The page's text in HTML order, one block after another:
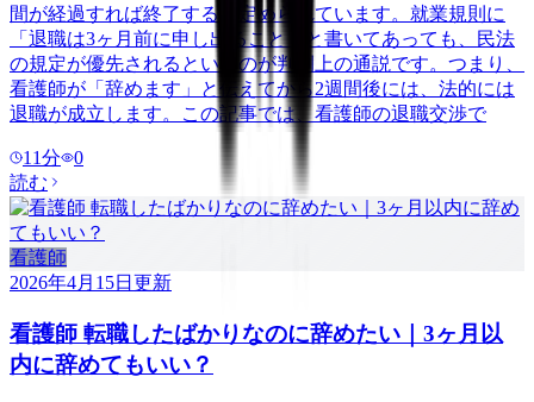
間が経過すれば終了すると定められています。就業規則に
「退職は3ヶ月前に申し出ること」と書いてあっても、民法
の規定が優先されるというのが判例上の通説です。つまり、
看護師が「辞めます」と伝えてから2週間後には、法的には
退職が成立します。この記事では、看護師の退職交渉で
11分
0
読む
看護師
2026年4月15日 更新
看護師 転職したばかりなのに辞めたい｜3ヶ月以
内に辞めてもいい？